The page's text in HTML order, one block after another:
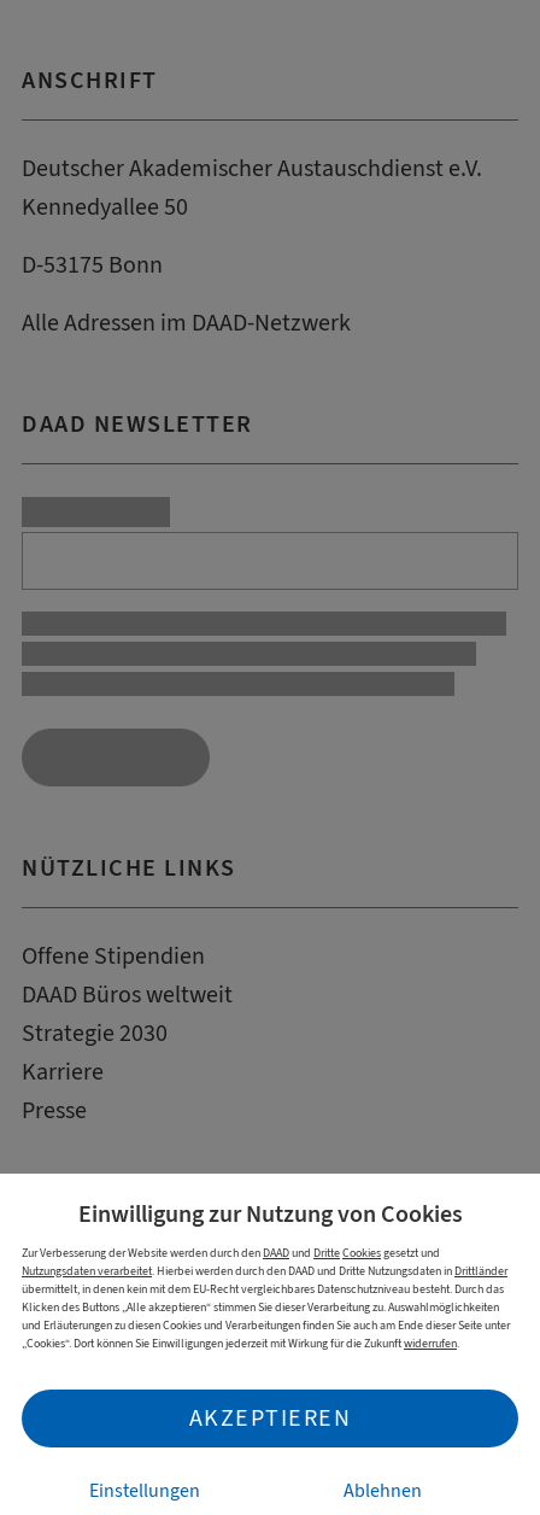
Einwilligung zur Nutzung von Cookies
Zur Verbesserung der Website werden durch den DAADund DritteCookiesgesetzt und
Nutzungsdaten verarbeitet. Hierbei werden durch den DAAD und Dritte Nutzungsdaten in Drittländer
übermittelt, in denen kein mit dem EU-Recht vergleichbares Datenschutzniveau besteht. Durch das
Klicken des Buttons „Alle akzeptieren“ stimmen Sie dieser Verarbeitung zu. Auswahlmöglichkeiten
und Erläuterungen zu diesen Cookies und Verarbeitungen finden Sie auch am Ende dieser Seite unter
„Cookies“. Dort können Sie Einwilligungen jederzeit mit Wirkung für die Zukunftwiderrufen.
Einstellungen Ablehnen
AKZEPTIEREN
ANSCHRIFT
Deutscher Akademischer Austauschdienst e.V.
Kennedyallee 50
D-53175 Bonn
Alle Adressen im DAAD-Netzwerk
DAAD NEWSLETTER
NÜTZLICHE LINKS
Offene Stipendien
DAAD Büros weltweit
Strategie 2030
Karriere
Presse